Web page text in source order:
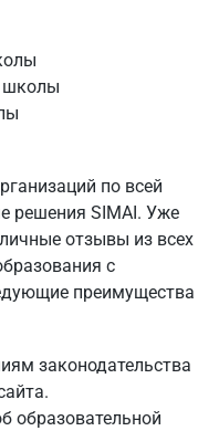
школы
по всей
решения SIMAI. Уже
отзывы из всех
с
преимущества
законодательства
образовательной